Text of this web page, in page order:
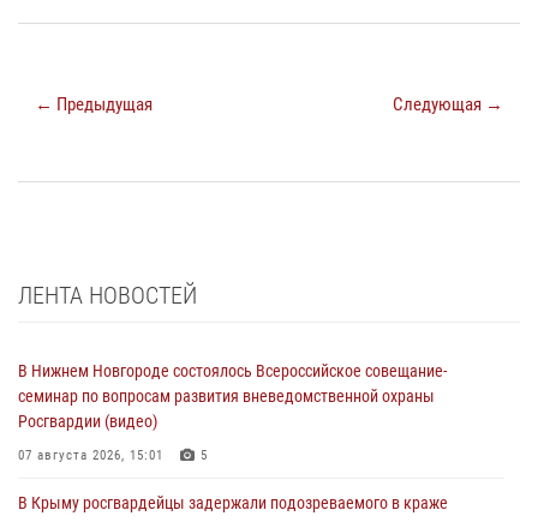
← Предыдущая Следующая →
ЛЕНТА НОВОСТЕЙ
В Нижнем Новгороде состоялось Всероссийское совещание-
семинар по вопросам развития вневедомственной охраны
Росгвардии (видео)
07 августа 2026, 15:01 5
В Крыму росгвардейцы задержали подозреваемого в краже